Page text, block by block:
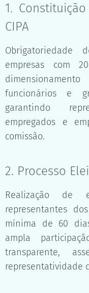
1.
CIPA
Obrigatoriedade
empresas com
funcionários e
garantindo
empregados e
comissão.
2. Processo
Realização de
representantes
mínima de 60
ampla
transparente,
representatividade